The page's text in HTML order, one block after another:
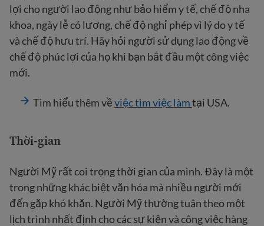
lợi cho người lao động như bảo hiểm y tế, chế độ nha
khoa, ngày lễ có lương, chế độ nghỉ phép vì lý do y tế
và chế độ hưu trí. Hãy hỏi người sử dụng lao động về
chế độ phúc lợi của họ khi bạn bắt đầu một công việc
mới.
Tìm hiểu thêm vềviệc tìm việc làmtại USA.
Thời-gian
Người Mỹ rất coi trọng thời gian của mình. Đây là một
trong những khác biệt văn hóa mà nhiều người mới
đến gặp khó khăn. Người Mỹ thường tuân theo một
lịch trình nhất định cho các sự kiện và công việc hàng